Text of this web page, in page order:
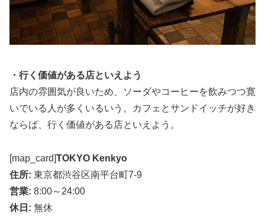
・行く価値がある店といえよう
店内の雰囲気が良いため、ソーダやコーヒーを飲みつつ寛
いでいる人が多くいるいう。カフェとサンドイッチが好き
ならば、行く価値がある店といえよう。
[map_card]TOKYO Kenkyo
住所: 東京都渋谷区南平台町7-9
営業: 8:00～24:00
休日: 無休